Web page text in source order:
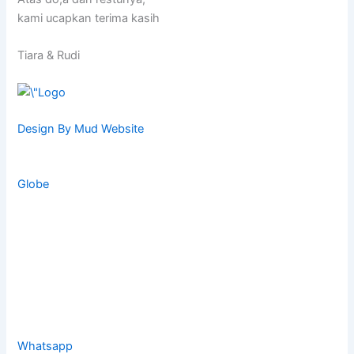
kami ucapkan terima kasih
Tiara & Rudi
Design By Mud Website
Globe
Whatsapp